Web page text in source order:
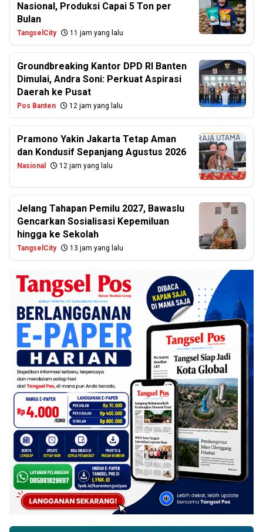
Nasional, Produksi Capai 5 Ton per
Bulan
TangselCity 11 jam yang lalu
Groundbreaking Kantor DPD RI Banten
Dimulai, Andra Soni: Perkuat Aspirasi
Daerah ke Pusat
Pos Banten 12 jam yang lalu
Pramono Yakin Jakarta Tetap Aman
dan Kondusif Sepanjang Agustus 2026
Nasional 12 jam yang lalu
Jelang Tahapan Pemilu 2027, Bawaslu
Gencarkan Sosialisasi Kepemiluan
hingga ke Sekolah
TangselCity 13 jam yang lalu